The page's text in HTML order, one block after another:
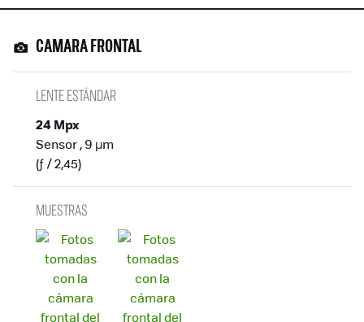
CAMARA FRONTAL
LENTE ESTÁNDAR
24 Mpx
Sensor , 9 µm
(ƒ / 2,45)
MUESTRAS